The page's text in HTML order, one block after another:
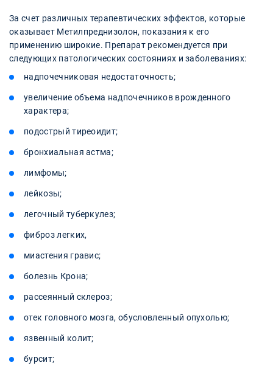
За счет различных терапевтических эффектов, которые
оказывает Метилпреднизолон, показания к его
применению широкие. Препарат рекомендуется при
следующих патологических состояниях и заболеваниях:
надпочечниковая недостаточность;
увеличение объема надпочечников врожденного
характера;
подострый тиреоидит;
бронхиальная астма;
лимфомы;
лейкозы;
легочный туберкулез;
фиброз легких,
миастения гравис;
болезнь Крона;
рассеянный склероз;
отек головного мозга, обусловленный опухолью;
язвенный колит;
бурсит;